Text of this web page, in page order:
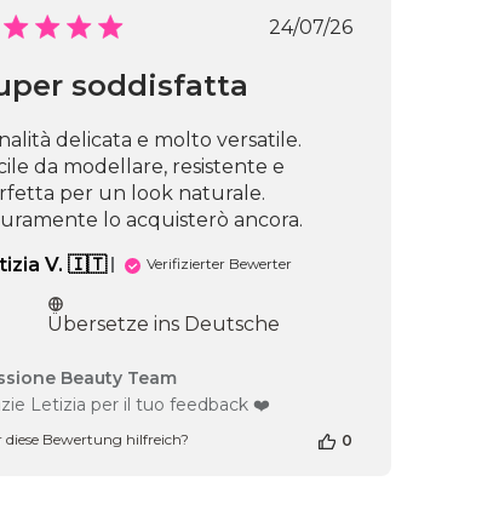
Wed
Jul
2026
24/07/26
soddisfatta
delicata e molto versatile.
da modellare, resistente e
per un look naturale.
lo acquisterò ancora.
V. 🇮🇹
Verifizierter Bewerter
Übersetze ins Deutsche
Kommentare
des
Inhabers
Beauty Team
Letizia per il tuo feedback ❤️
diese Bewertung hilfreich? 0